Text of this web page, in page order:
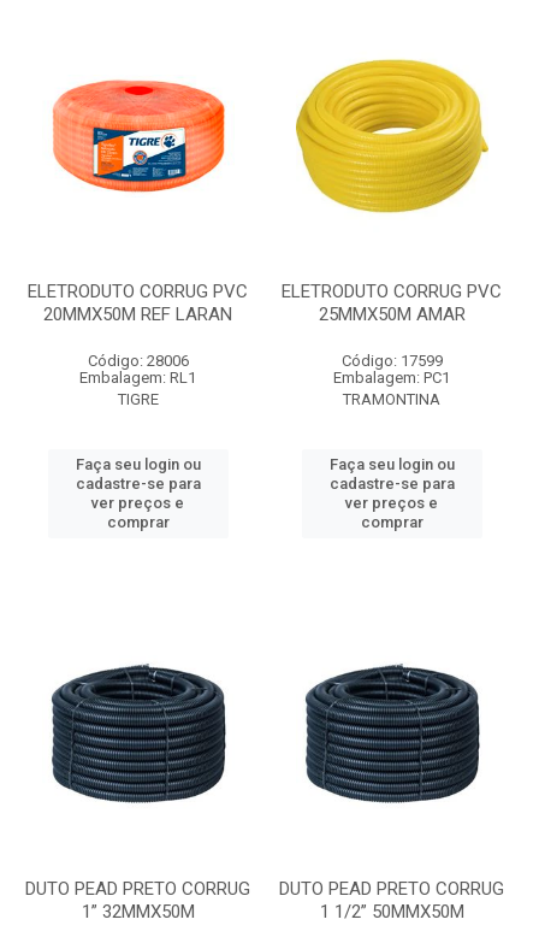
ELETRODUTO CORRUG PVC
20MMX50M REF LARAN
Código: 28006
Embalagem: RL1
TIGRE
Faça seu login ou
cadastre-se para
ver preços e
comprar
ELETRODUTO CORRUG PVC
25MMX50M AMAR
Código: 17599
Embalagem: PC1
TRAMONTINA
Faça seu login ou
cadastre-se para
ver preços e
comprar
DUTO PEAD PRETO CORRUG
1” 32MMX50M
DUTO PEAD PRETO CORRUG
1 1/2” 50MMX50M